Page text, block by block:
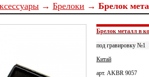
→ Брелоки → Брелок
Брелок металл в
под гравировку №1
Китай
арт. AKBR 9057